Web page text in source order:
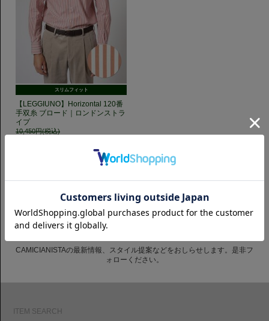
スリムフィット
【LEGGIUNO】Horizontal 120番
手双糸 ブロード｜ロンドンストラ
イプ
10,450円(税込)
CAMICIANISTAの最新情報、スタイル提案などをおしらせします。是非フ
ォローください。
ITEM SEARCH